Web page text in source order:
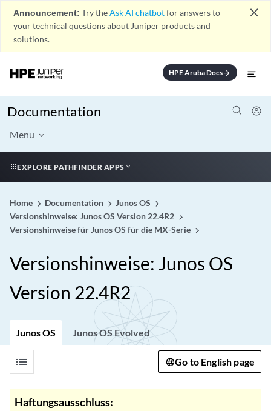
Announcement: Try theAsk AI chatbotfor answers to
your technical questions about Juniper products and
solutions.
close
HPE Aruba Docsarrow_forward
Documentation
Menu
EXPLORE PATHFINDER APPS
Home Documentation
Junos OS
Versionshinweise: Junos OS Version 22.4R2
Versionshinweise für Junos OS für die MX-Serie
Versionshinweise: Junos OS
Version 22.4R2
Junos OS Junos OS Evolved
list Go to English page
Haftungsausschluss: